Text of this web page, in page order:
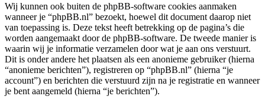
Wij kunnen ook buiten de phpBB-software cookies aanmaken
wanneer je “phpBB.nl” bezoekt, hoewel dit document daarop niet
van toepassing is. Deze tekst heeft betrekking op de pagina’s die
worden aangemaakt door de phpBB-software. De tweede manier is
waarin wij je informatie verzamelen door wat je aan ons verstuurt.
Dit is onder andere het plaatsen als een anonieme gebruiker (hierna
“anonieme berichten”), registreren op “phpBB.nl” (hierna “je
account”) en berichten die verstuurd zijn na je registratie en wanneer
je bent aangemeld (hierna “je berichten”).